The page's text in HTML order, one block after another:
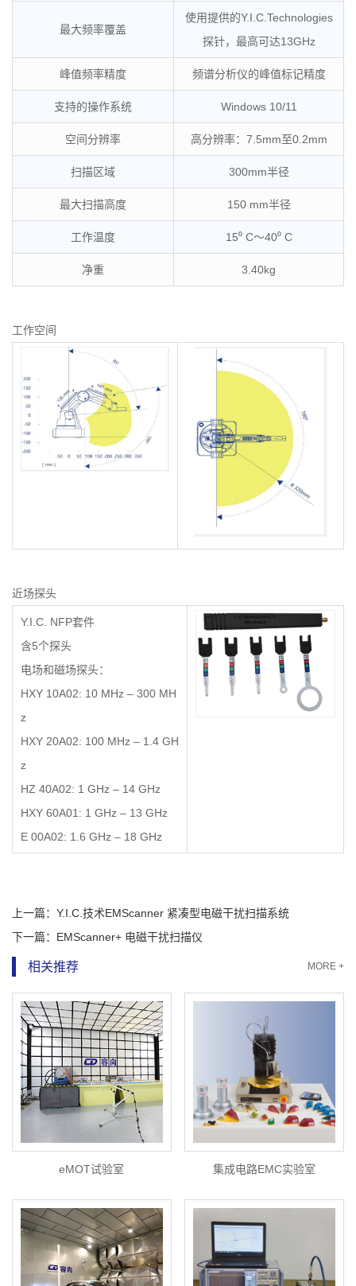
最大频率覆盖
使用提供的Y.I.C.Technologies
探针，最高可达13GHz
峰值频率精度 频谱分析仪的峰值标记精度
支持的操作系统 Windows 10/11
空间分辨率 高分辨率：7.5mm至0.2mm
扫描区域 300mm半径
最大扫描高度 150 mm半径
工作温度 15⁰ C～40⁰ C
净重 3.40kg
工作空间
近场探头
Y.I.C. NFP套件
含5个探头
电场和磁场探头：
HXY 10A02: 10 MHz – 300 MH
z
HXY 20A02: 100 MHz – 1.4 GH
z
HZ 40A02: 1 GHz – 14 GHz
HXY 60A01: 1 GHz – 13 GHz
E 00A02: 1.6 GHz – 18 GHz
上一篇： Y.I.C.技术EMScanner 紧凑型电磁干扰扫描系统
下一篇： EMScanner+ 电磁干扰扫描仪
相关推荐 MORE +
eMOT试验室 集成电路EMC实验室